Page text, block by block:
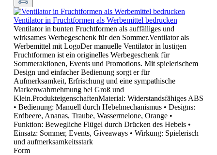
Ventilator in Fruchtformen als Werbemittel bedrucken
Ventilator in bunten Fruchtformen als auffälliges und
wirksames Werbegeschenk für den Sommer.Ventilator als
Werbemittel mit LogoDer manuelle Ventilator in lustigen
Fruchtformen ist ein originelles Werbegeschenk für
Sommeraktionen, Events und Promotions. Mit spielerischem
Design und einfacher Bedienung sorgt er für
Aufmerksamkeit, Erfrischung und eine sympathische
Markenwahrnehmung bei Groß und
Klein.ProdukteigenschaftenMaterial: Widerstandsfähiges ABS
• Bedienung: Manuell durch Hebelmechanismus • Designs:
Erdbeere, Ananas, Traube, Wassermelone, Orange •
Funktion: Bewegliche Flügel durch Drücken des Hebels •
Einsatz: Sommer, Events, Giveaways • Wirkung: Spielerisch
und aufmerksamkeitsstark
Form